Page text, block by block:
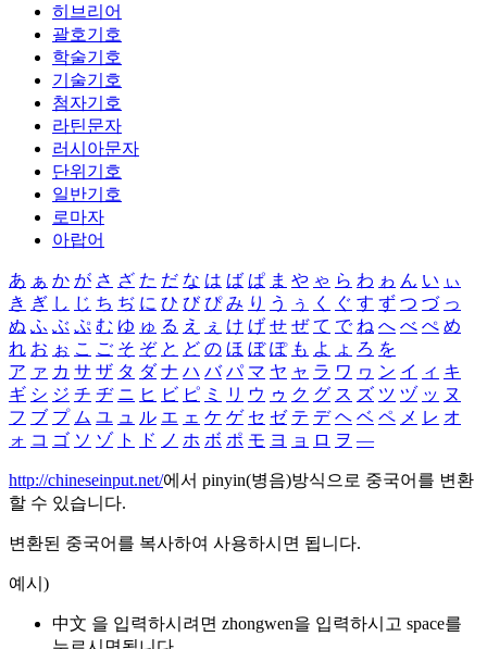
히브리어
괄호기호
학술기호
기술기호
첨자기호
라틴문자
러시아문자
단위기호
일반기호
로마자
아랍어
あ ぁ か が さ ざ た だ な は ば ぱ ま や ゃ ら わ ゎ ん い ぃ
き ぎ し じ ち ぢ に ひ び ぴ み り う ぅ く ぐ す ず つ づ っ
ぬ ふ ぶ ぷ む ゆ ゅ る え ぇ け げ せ ぜ て で ね へ べ ぺ め
れ お ぉ こ ご そ ぞ と ど の ほ ぼ ぽ も よ ょ ろ を
ア ァ カ サ ザ タ ダ ナ ハ バ パ マ ヤ ャ ラ ワ ヮ ン イ ィ キ
ギ シ ジ チ ヂ ニ ヒ ビ ピ ミ リ ウ ゥ ク グ ス ズ ツ ヅ ッ ヌ
フ ブ プ ム ユ ュ ル エ ェ ケ ゲ セ ゼ テ デ ヘ ベ ペ メ レ オ
ォ コ ゴ ソ ゾ ト ド ノ ホ ボ ポ モ ヨ ョ ロ ヲ ―
http://chineseinput.net/에서 pinyin(병음)방식으로 중국어를 변환
할 수 있습니다.
변환된 중국어를 복사하여 사용하시면 됩니다.
예시)
中文 을 입력하시려면 zhongwen을 입력하시고 space를